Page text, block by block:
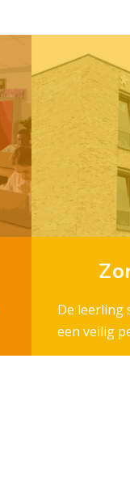
De leerling
een veilig